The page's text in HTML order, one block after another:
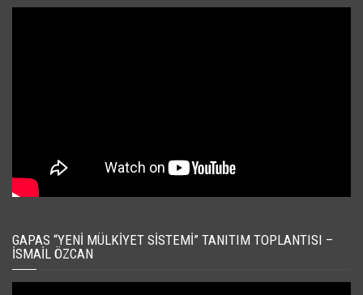
GAPAS “YENI MÜLKIYET SISTEMI” TANITIM TOPLANTISI –
İSMAIL ÖZCAN